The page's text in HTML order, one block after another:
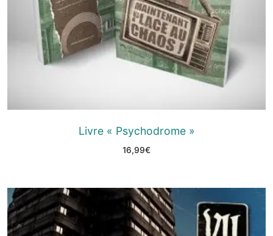
Livre « Psychodrome »
16,99€